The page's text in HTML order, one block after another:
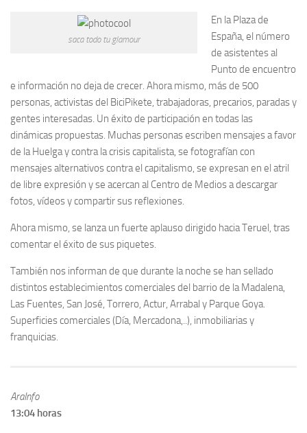
saca todo tu glamour
En la Plaza de
España, el número
de asistentes al
Punto de encuentro
e información no deja de crecer. Ahora mismo, más de 500
personas, activistas del BiciPikete, trabajadoras, precarios, paradas y
gentes interesadas. Un éxito de participación en todas las
dinámicas propuestas. Muchas personas escriben mensajes a favor
de la Huelga y contra la crisis capitalista, se fotografían con
mensajes alternativos contra el capitalismo, se expresan en el atril
de libre expresión y se acercan al Centro de Medios a descargar
fotos, vídeos y compartir sus reflexiones.
Ahora mismo, se lanza un fuerte aplauso dirigido hacia Teruel, tras
comentar el éxito de sus piquetes.
También nos informan de que durante la noche se han sellado
distintos establecimientos comerciales del barrio de la Madalena,
Las Fuentes, San José, Torrero, Actur, Arrabal y Parque Goya.
Superficies comerciales (Día, Mercadona,..), inmobiliarias y
franquicias.
AraInfo
13:04 horas